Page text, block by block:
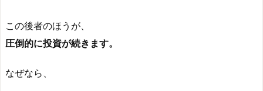
この後者のほうが、
圧倒的に投資が続きます。
なぜなら、